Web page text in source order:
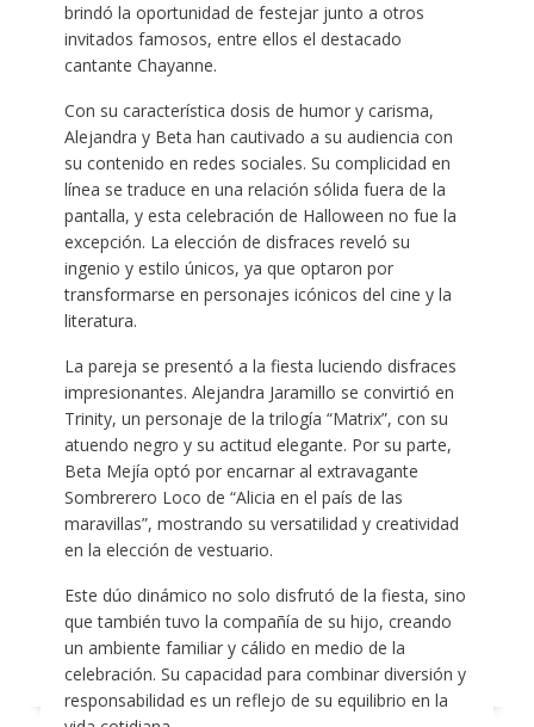
brindó la oportunidad de festejar junto a otros
invitados famosos, entre ellos el destacado
cantante Chayanne.
Con su característica dosis de humor y carisma,
Alejandra y Beta han cautivado a su audiencia con
su contenido en redes sociales. Su complicidad en
línea se traduce en una relación sólida fuera de la
pantalla, y esta celebración de Halloween no fue la
excepción. La elección de disfraces reveló su
ingenio y estilo únicos, ya que optaron por
transformarse en personajes icónicos del cine y la
literatura.
La pareja se presentó a la fiesta luciendo disfraces
impresionantes. Alejandra Jaramillo se convirtió en
Trinity, un personaje de la trilogía “Matrix”, con su
atuendo negro y su actitud elegante. Por su parte,
Beta Mejía optó por encarnar al extravagante
Sombrerero Loco de “Alicia en el país de las
maravillas”, mostrando su versatilidad y creatividad
en la elección de vestuario.
Este dúo dinámico no solo disfrutó de la fiesta, sino
que también tuvo la compañía de su hijo, creando
un ambiente familiar y cálido en medio de la
celebración. Su capacidad para combinar diversión y
responsabilidad es un reflejo de su equilibrio en la